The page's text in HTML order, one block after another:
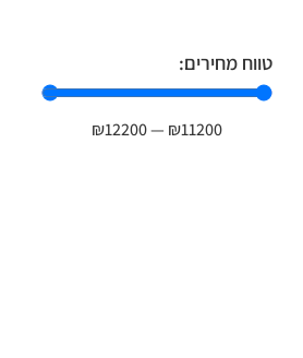
טווח מחירים:
₪11200
—
₪12200